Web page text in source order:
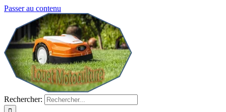
Passer au contenu
Rechercher: